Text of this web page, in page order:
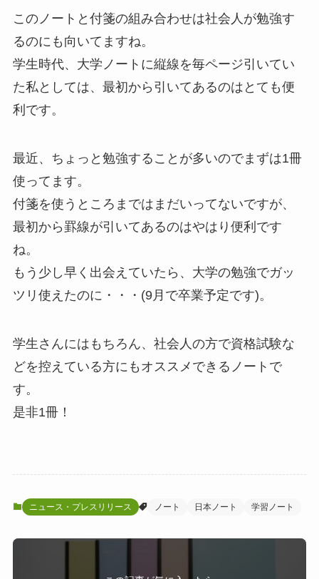
このノートと付箋の組み合わせは社会人が勉強す
るのにも向いてますね。
学生時代、大学ノートに縦線を毎ページ引いてい
た私としては、最初から引いてあるのはとても便
利です。
最近、ちょっと勉強することが多いのでまずは1冊
使ってます。
付箋を使うところまではまだいってないですが、
最初から罫線が引いてあるのはやはり便利です
ね。
もう少し早く出会えていたら、大学の勉強でガッ
ツリ使えたのに・・・(9月で卒業予定です)。
学生さんにはもちろん、社会人の方で資格試験な
どを控えている方にもオススメできるノートで
す。
是非1冊！
ニュース・プレスリリース ノート 日本ノート 学習ノート